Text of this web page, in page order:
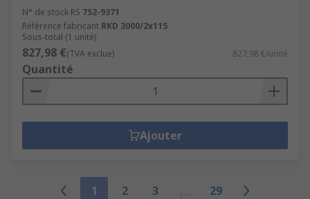
N° de stock RS 752-9371
Référence fabricant RKD 3000/2x115
Sous-total (1 unité)
827,98 €(TVA exclue) 827,98 €/unité
Quantité
Ajouter
1 2 3
29